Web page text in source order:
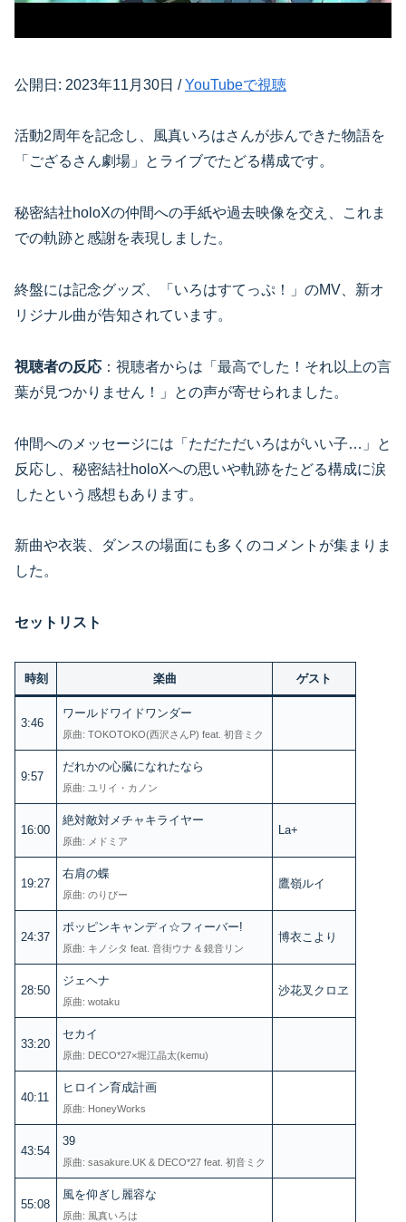
公開日: 2023年11月30日 /YouTubeで視聴
活動2周年を記念し、風真いろはさんが歩んできた物語を
「ござるさん劇場」とライブでたどる構成です。
秘密結社holoXの仲間への手紙や過去映像を交え、これま
での軌跡と感謝を表現しました。
終盤には記念グッズ、「いろはすてっぷ！」のMV、新オ
リジナル曲が告知されています。
視聴者の反応 ：視聴者からは「最高でした！それ以上の言
葉が見つかりません！」との声が寄せられました。
仲間へのメッセージには「ただただいろはがいい子…」と
反応し、秘密結社holoXへの思いや軌跡をたどる構成に涙
したという感想もあります。
新曲や衣装、ダンスの場面にも多くのコメントが集まりま
した。
セットリスト
時刻 楽曲 ゲスト
3:46
ワールドワイドワンダー
原曲: TOKOTOKO(西沢さんP) feat. 初音ミク
9:57
だれかの心臓になれたなら
原曲: ユリイ・カノン
16:00
絶対敵対メチャキライヤー
原曲: メドミア
La+
19:27
右肩の蝶
原曲: のりぴー
鷹嶺ルイ
24:37
ポッピンキャンディ☆フィーバー!
原曲: キノシタ feat. 音街ウナ & 鏡音リン
博衣こより
28:50
ジェヘナ
原曲: wotaku
沙花叉クロヱ
33:20
セカイ
原曲: DECO*27×堀江晶太(kemu)
40:11
ヒロイン育成計画
原曲: HoneyWorks
43:54
39
原曲: sasakure.UK & DECO*27 feat. 初音ミク
55:08
風を仰ぎし麗容な
原曲: 風真いろは